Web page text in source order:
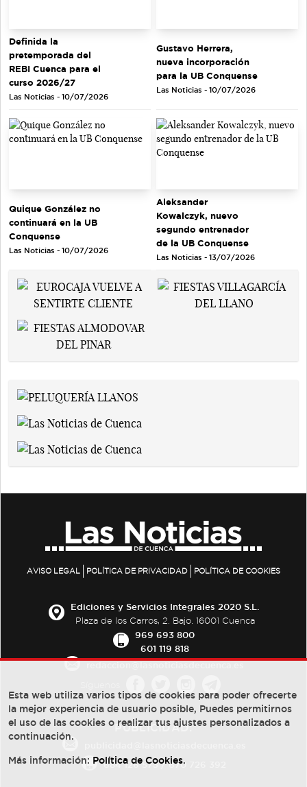
Definida la
pretemporada del
REBI Cuenca para el
curso 2026/27
Las Noticias - 10/07/2026
Gustavo Herrera,
nueva incorporación
para la UB Conquense
Las Noticias - 10/07/2026
Quique González no
continuará en la UB
Conquense
Las Noticias - 10/07/2026
Aleksander
Kowalczyk, nuevo
segundo entrenador
de la UB Conquense
Las Noticias - 13/07/2026
AVISO LEGAL POLÍTICA DE PRIVACIDAD POLÍTICA DE COOKIES
Ediciones y Servicios Integrales 2020 S.L.
Plaza de los Carros, 2. Bajo. 16001 Cuenca
969 693 800
601 119 818
PUBLICIDAD:
684 126 573/670 726 392
Esta web utiliza varios tipos de cookies para poder ofrecerte
la mejor experiencia de usuario posible, Puedes permitirnos
el uso de las cookies o realizar tus ajustes personalizados a
continuación.
Más información: Política de Cookies.